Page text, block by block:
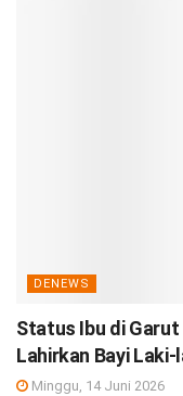
DENEWS
Status Ibu di Garut
Lahirkan Bayi Laki-
Minggu, 14 Juni 2026